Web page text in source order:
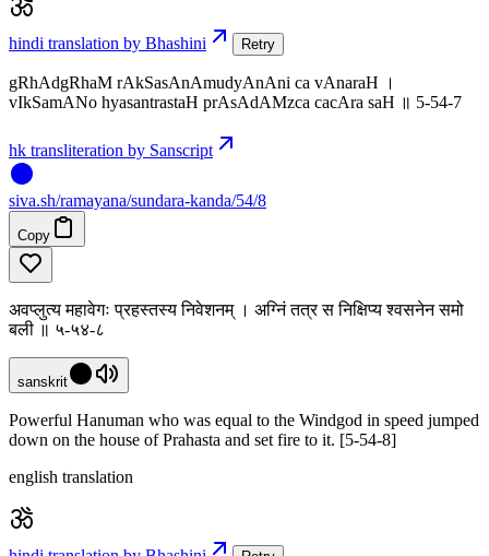
hindi translation by Bhashini Retry
gRhAdgRhaM rAkSasAnAmudyAnAni ca vAnaraH ।
vIkSamANo hyasantrastaH prAsAdAMzca cacAra saH ॥ 5-54-7
hk transliteration by Sanscript
siva.sh/ramayana/sundara-kanda/54/8
Copy
अवप्लुत्य महावेगः प्रहस्तस्य निवेशनम् । अग्निं तत्र स निक्षिप्य श्वसनेन समो
बली ॥ ५-५४-८
sanskrit
Powerful Hanuman who was equal to the Windgod in speed jumped
down on the house of Prahasta and set fire to it. [5-54-8]
english translation